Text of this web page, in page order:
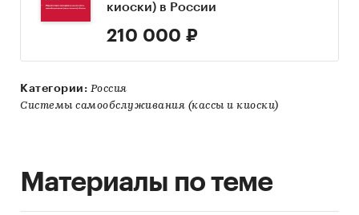
киоски) в России
210 000 ₽
Категории: Россия
Системы самообслуживания (кассы и киоски)
Материалы по теме